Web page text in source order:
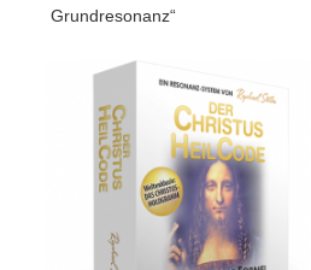
Grundresonanz“